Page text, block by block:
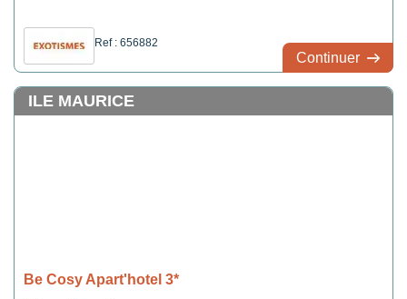
Ref : 656882
Continuer
ILE MAURICE
Be Cosy Apart'hotel 3*